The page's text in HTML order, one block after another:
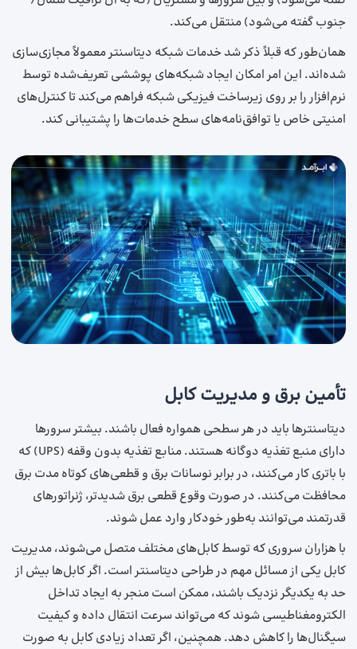
جنوب گفته می‌شود) منتقل می‌کند.
همان‌طور که قبلاً ذکر شد خدمات شبکه دیتاسنتر معمولاً مجازی‌سازی
شده‌اند. این امر امکان ایجاد شبکه‌های پوششی تعریف‌شده توسط
نرم‌افزار را بر روی زیرساخت فیزیکی شبکه فراهم می‌کند تا کنترل‌های
امنیتی خاص یا توافق‌نامه‌های سطح خدمات‌ها را پشتیبانی کند.
تأمین برق و مدیریت کابل
دیتاسنترها باید در هر سطحی همواره فعال باشند. بیشتر سرورها
دارای منبع تغذیه دوگانه هستند. منابع تغذیه بدون وقفه (UPS) که
با باتری کار می‌کنند، در برابر نوسانات برق و قطعی‌های کوتاه مدت برق
محافظت می‌کنند. در صورت وقوع قطعی برق شدیدتر، ژنراتورهای
قدرتمند می‌توانند به‌طور خودکار وارد عمل شوند.
با هزاران سروری که توسط کابل‌های مختلف متصل می‌شوند، مدیریت
کابل یکی از مسائل مهم در طراحی دیتاسنتر است. اگر کابل‌ها بیش از
حد به یکدیگر نزدیک باشند، ممکن است منجر به ایجاد تداخل
الکترومغناطیسی شوند که می‌تواند سرعت انتقال داده و کیفیت
سیگنال‌ها را کاهش دهد. همچنین، اگر تعداد زیادی کابل به صورت